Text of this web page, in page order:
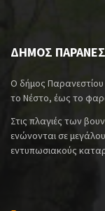
ΔΗΜΟΣ
Ο δήμος Παρανεστίου
το Νέστο, έως το
Στις πλαγιές των
ενώνονται σε
εντυπωσιακούς